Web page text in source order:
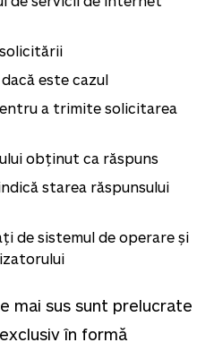
este cazul
a trimite solicitarea
obținut ca răspuns
starea răspunsului
de sistemul de operare și
mai sus sunt prelucrate
în formă